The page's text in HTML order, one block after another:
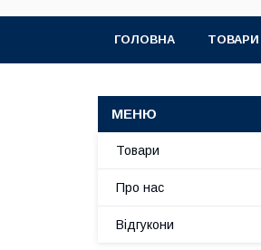
ГОЛОВНА ТОВАРИ
Товари
Про нас
Відгукони